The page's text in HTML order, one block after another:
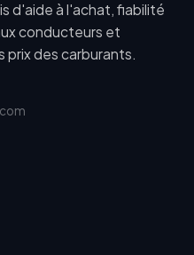
d'aide à l'achat, fiabilité
conducteurs et
prix des carburants.